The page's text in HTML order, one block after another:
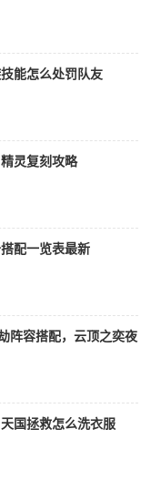
能怎么处罚队友
灵复刻攻略
配一览表最新
阵容搭配，云顶之奕夜
国拯救怎么洗衣服